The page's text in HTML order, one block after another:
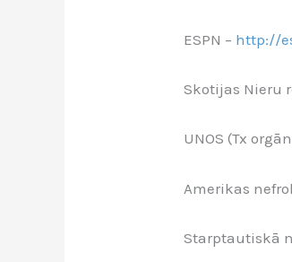
ESPN – http://
Skotijas Nieru
UNOS (Tx
Amerikas
Starptautiskā